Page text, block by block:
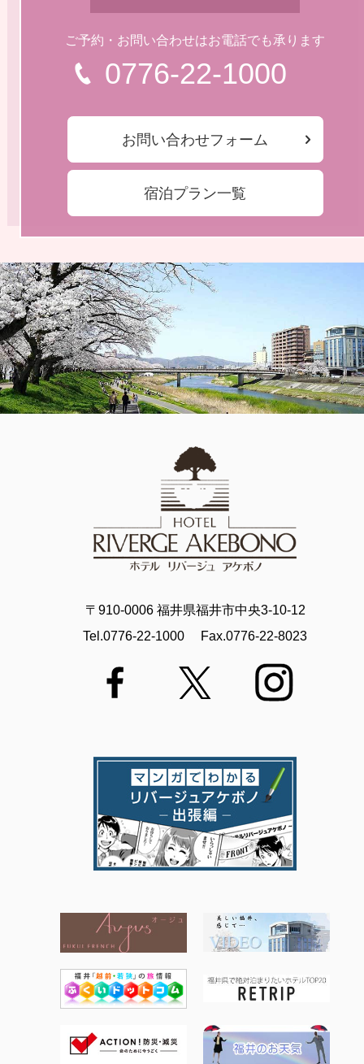
ご予約・お問い合わせはお電話でも承ります
0776-22-1000
お問い合わせフォーム
宿泊プラン一覧
〒910-0006 福井県福井市中央3-10-12
Tel.0776-22-1000
Fax.0776-22-8023